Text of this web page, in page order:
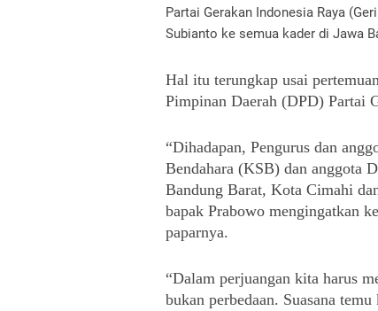
Partai Gerakan Indonesia Raya
Subianto ke semua kader di Jawa
Hal itu terungkap usai
Pimpinan Daerah (DPD) Partai
“Dihadapan, Pengurus dan
Bendahara (KSB) dan anggota
Bandung Barat, Kota Cimahi
bapak Prabowo mengingatkan
paparnya.
“Dalam perjuangan kita harus
bukan perbedaan. Suasana